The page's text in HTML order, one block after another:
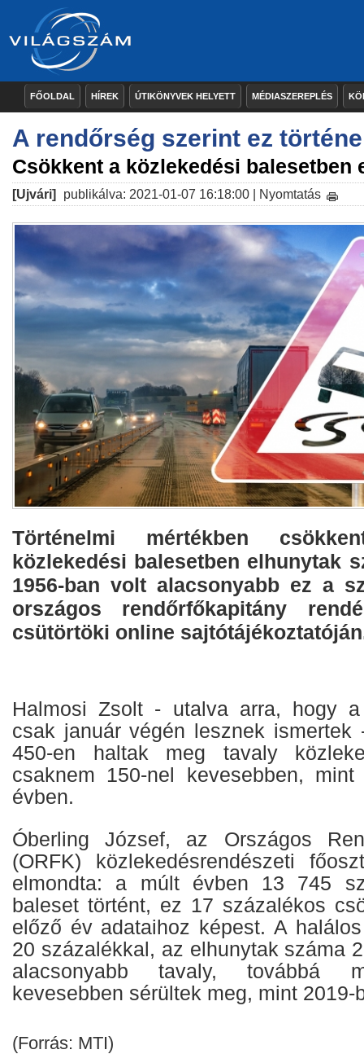
FŐOLDAL HÍREK ÚTIKÖNYVEK HELYETT MÉDIASZEREPLÉS
A rendőrség szerint ez
Csökkent a közlekedési balesetben
[Ujvári] publikálva: 2021-01-07 16:18:00 | Nyomtatás
Történelmi mértékben
közlekedési balesetben elhunytak
1956-ban volt alacsonyabb ez a
országos rendőrfőkapitány
csütörtöki online
Halmosi Zsolt - utalva arra, hogy
csak január végén lesznek ismertek
450-en haltak meg tavaly
csaknem 150-nel kevesebben,
évben.
Óberling József, az Országos
(ORFK) közlekedésrendészeti
elmondta: a múlt évben 13 745
baleset történt, ez 17 százalékos
előző év adataihoz képest. A
20 százalékkal, az elhunytak száma
alacsonyabb tavaly, továbbá
kevesebben sérültek meg, mint 2019-
(Forrás: MTI)